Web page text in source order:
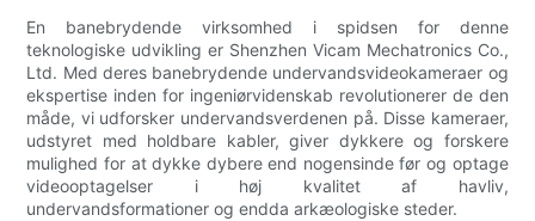
En banebrydende virksomhed i spidsen for denne
teknologiske udvikling er Shenzhen Vicam Mechatronics Co.,
Ltd. Med deres banebrydende undervandsvideokameraer og
ekspertise inden for ingeniørvidenskab revolutionerer de den
måde, vi udforsker undervandsverdenen på. Disse kameraer,
udstyret med holdbare kabler, giver dykkere og forskere
mulighed for at dykke dybere end nogensinde før og optage
videooptagelser i høj kvalitet af havliv,
undervandsformationer og endda arkæologiske steder.